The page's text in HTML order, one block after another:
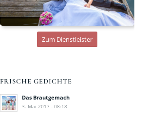
Zum Dienstleister
FRISCHE GEDICHTE
Das Brautgemach
3. Mai 2017 - 08:18